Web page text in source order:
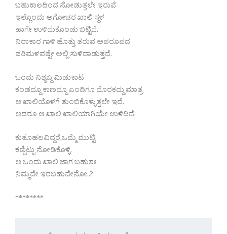
ಬಹುಕಾಲದಿಂದ ನೋಡುತ್ತಲೇ ಇರುವೆ
ಇಲ್ಲೊಂದು ಅಗೋಚರ ಖಾಲಿ ಸ್ಥಳ
ಹಾಗೇ ಉಳಿದುಕೊಂಡು ಬಿಟ್ಟಿದೆ.
ನಿರಾಕಾರ ಗಾಳಿ ಹೊತ್ತು ತರುವ ಅಪರೂಪದ
ಪರಿಮಳವಷ್ಟೇ ಅಲ್ಲಿ ಸುಳಿದಾಡುತ್ತದೆ.
ಒಂದು ನಿಶ್ಯಬ್ಧ ಮಿಡುಕಾಟ
ಕಂಡದ್ದೂ ಕಾಣದ್ದೂ ಎಂದಿಗೂ ದೊರಕದ್ದು ಮಾತ್ರ
ಆ ಖಾಲಿಯೊಳಗೆ ತುಂಬಿಕೊಳ್ಳುತ್ತಲೇ ಇದೆ.
ಆದರೂ ಆ ಖಾಲಿ ಖಾಲಿಯಾಗಿಯೇ ಉಳಿದಿದೆ.
ಕುತೂಹಲವಿದ್ದರೆ,ಒಮ್ಮೆ ಮುಟ್ಟಿ
ಕಣ್ಬಿಟ್ಟು ನೋಡಿಕೊಳ್ಳಿ.
ಆ ಒಂದು ಖಾಲಿ ಜಾಗ ಬಹುಶಃ
ನಿಮ್ಮದೇ ಇರಬಹುದೇನೋ..?
********